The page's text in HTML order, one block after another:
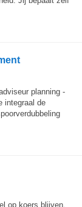
planning -
integraal de
op koers blijven.